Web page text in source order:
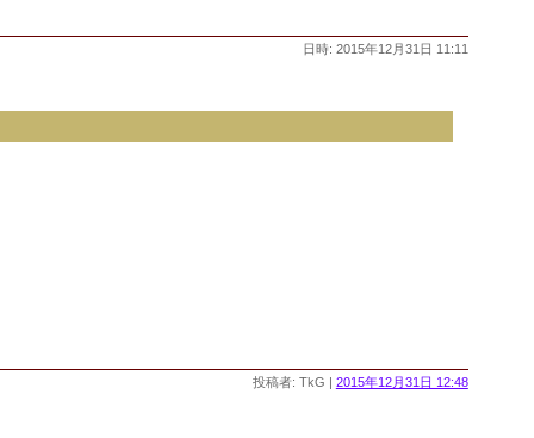
日時: 2015年12月31日 11:11
投稿者: TkG | 2015年12月31日 12:48